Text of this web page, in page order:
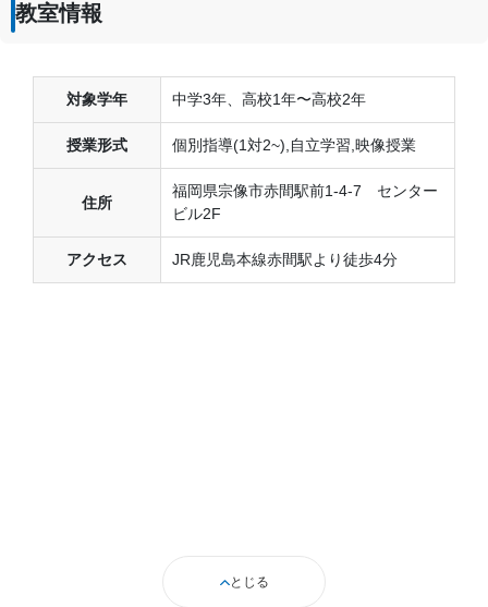
教室情報
対象学年 中学3年、高校1年〜高校2年
授業形式 個別指導(1対2~),自立学習,映像授業
住所
福岡県宗像市赤間駅前1-4-7 センター
ビル2F
アクセス JR鹿児島本線赤間駅より徒歩4分
とじる